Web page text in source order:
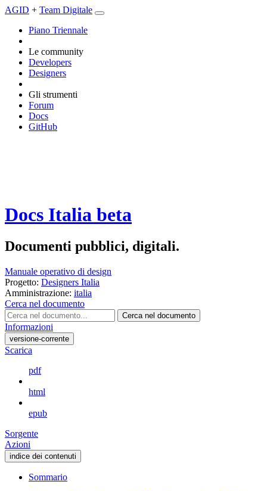
AGID + Team Digitale
Piano Triennale
Le community
Developers
Designers
Gli strumenti
Forum
Docs
GitHub
Docs Italia beta
Documenti pubblici, digitali.
Manuale operativo di design
Progetto: Designers Italia
Amministrazione: italia
Cerca nel documento
Cerca nel documento
Informazioni
versione-corrente
Scarica
pdf
html
epub
Sorgente
Azioni
indice dei contenuti
Sommario